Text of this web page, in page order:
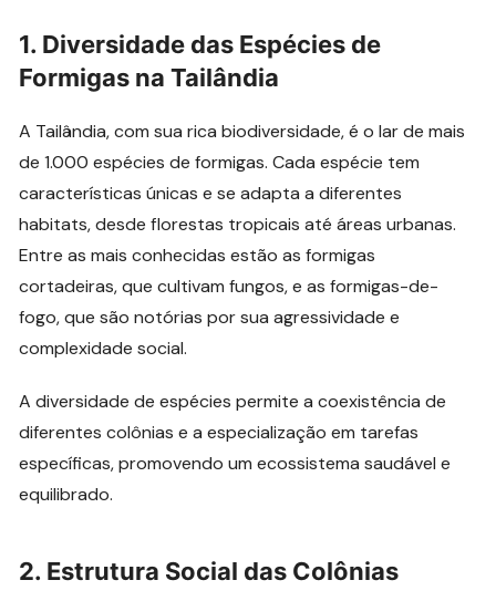
1. Diversidade das Espécies de
Formigas na Tailândia
A Tailândia, com sua rica biodiversidade, é o lar de mais
de 1.000 espécies de formigas. Cada espécie tem
características únicas e se adapta a diferentes
habitats, desde florestas tropicais até áreas urbanas.
Entre as mais conhecidas estão as formigas
cortadeiras, que cultivam fungos, e as formigas-de-
fogo, que são notórias por sua agressividade e
complexidade social.
A diversidade de espécies permite a coexistência de
diferentes colônias e a especialização em tarefas
específicas, promovendo um ecossistema saudável e
equilibrado.
2. Estrutura Social das Colônias